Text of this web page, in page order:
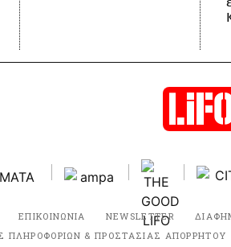
ΕΠΙΚΟΙΝΩΝΙΑ NEWSLETTER
ΠΛΗΡΟΦΟΡΙΩΝ & ΠΡΟΣΤΑΣΙΑΣ ΑΠΟΡΡΗΤΟΥ